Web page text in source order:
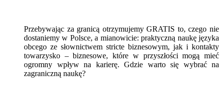
Przebywając za granicą otrzymujemy GRATIS to, czego nie
dostaniemy w Polsce, a mianowicie: praktyczną naukę języka
obcego ze słownictwem stricte biznesowym, jak i kontakty
towarzysko – biznesowe, które w przyszłości mogą mieć
ogromny wpływ na karierę. Gdzie warto się wybrać na
zagraniczną naukę?